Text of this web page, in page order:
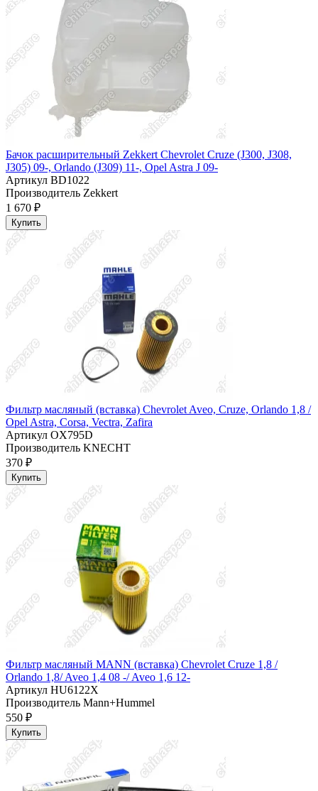
Бачок расширительный Zekkert Chevrolet Cruze (J300, J308,
J305) 09-, Orlando (J309) 11-, Opel Astra J 09-
Артикул BD1022
Производитель Zekkert
1 670 ₽
Купить
Фильтр масляный (вставка) Chevrolet Aveo, Cruze, Orlando 1,8 /
Opel Astra, Corsa, Vectra, Zafira
Артикул OX795D
Производитель KNECHT
370 ₽
Купить
Фильтр масляный MANN (вставка) Chevrolet Cruze 1,8 /
Orlando 1,8/ Aveo 1,4 08 -/ Aveo 1,6 12-
Артикул HU6122X
Производитель Mann+Hummel
550 ₽
Купить